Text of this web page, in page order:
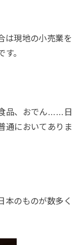
は現地の小売業を
。
品、おでん……日
通においてありま
本のものが数多く